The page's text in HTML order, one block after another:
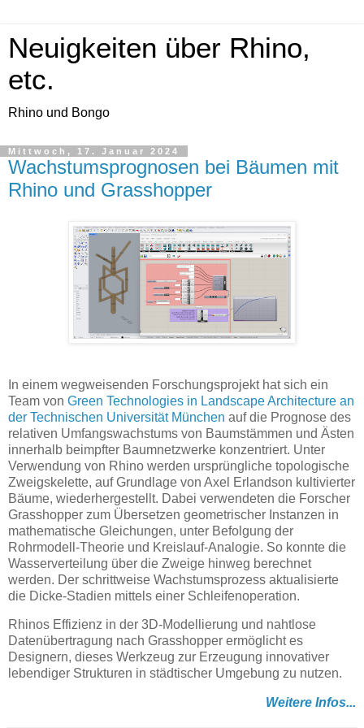
Neuigkeiten über Rhino,
etc.
Rhino und Bongo
Mittwoch, 17. Januar 2024
Wachstumsprognosen bei Bäumen mit
Rhino und Grasshopper
In einem wegweisenden Forschungsprojekt hat sich ein
Team von Green Technologies in Landscape Architecture an
der Technischen Universität München auf die Prognose des
relativen Umfangswachstums von Baumstämmen und Ästen
innerhalb beimpfter Baumnetzwerke konzentriert. Unter
Verwendung von Rhino werden ursprüngliche topologische
Zweigskelette, auf Grundlage von Axel Erlandson kultivierter
Bäume, wiederhergestellt. Dabei verwendeten die Forscher
Grasshopper zum Übersetzen geometrischer Instanzen in
mathematische Gleichungen, unter Befolgung der
Rohrmodell-Theorie und Kreislauf-Analogie. So konnte die
Wasserverteilung über die Zweige hinweg berechnet
werden. Der schrittweise Wachstumsprozess aktualisierte
die Dicke-Stadien mittels einer Schleifenoperation.
Rhinos Effizienz in der 3D-Modellierung und nahtlose
Datenübertragung nach Grasshopper ermöglicht es
Designern, dieses Werkzeug zur Erzeugung innovativer
lebendiger Strukturen in städtischer Umgebung zu nutzen.
Weitere Infos...